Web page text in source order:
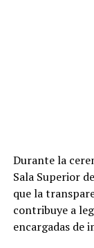
Durante la
Sala Superior
que la
contribuye a
encargadas de